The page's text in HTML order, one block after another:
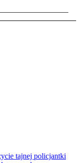
tajnej policjantki